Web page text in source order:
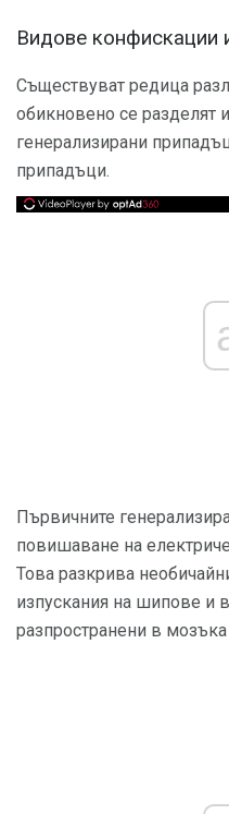
Видове конфискации
Съществуват редица
обикновено се разделят
генерализирани
припадъци.
Първичните
повишаване на
Това разкрива
изпускания на шипове и
разпространени в